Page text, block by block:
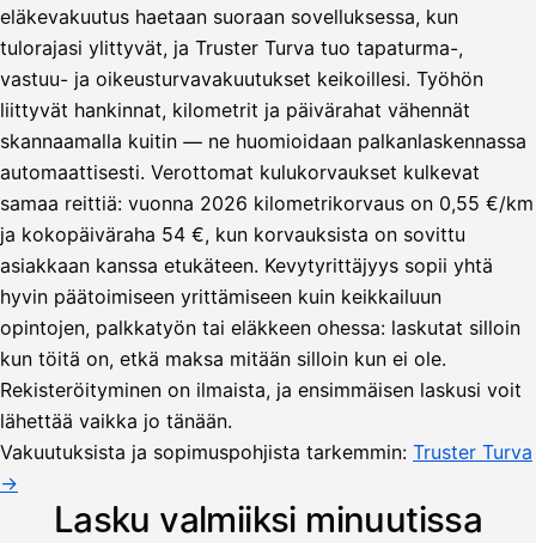
eläkevakuutus haetaan suoraan sovelluksessa, kun
tulorajasi ylittyvät, ja Truster Turva tuo tapaturma-,
vastuu- ja oikeusturvavakuutukset keikoillesi. Työhön
liittyvät hankinnat, kilometrit ja päivärahat vähennät
skannaamalla kuitin — ne huomioidaan palkanlaskennassa
automaattisesti. Verottomat kulukorvaukset kulkevat
samaa reittiä: vuonna 2026 kilometrikorvaus on 0,55 €/km
ja kokopäiväraha 54 €, kun korvauksista on sovittu
asiakkaan kanssa etukäteen. Kevytyrittäjyys sopii yhtä
hyvin päätoimiseen yrittämiseen kuin keikkailuun
opintojen, palkkatyön tai eläkkeen ohessa: laskutat silloin
kun töitä on, etkä maksa mitään silloin kun ei ole.
Rekisteröityminen on ilmaista, ja ensimmäisen laskusi voit
lähettää vaikka jo tänään.
Vakuutuksista ja sopimuspohjista tarkemmin: Truster Turva
→
Lasku valmiiksi minuutissa
Uusi lasku
Oy
heinäkuu
1
Lähetä
lasku
Lasku lähetetty